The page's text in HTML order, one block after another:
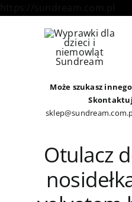
Może szukasz
Otulacz